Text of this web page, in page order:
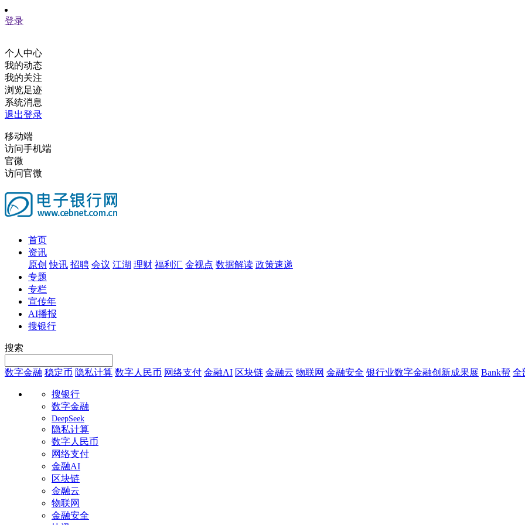
登录
个人中心
我的动态
我的关注
浏览足迹
系统消息
退出登录
移动端
访问手机端
官微
访问官微
首页
资讯
原创 快讯 招聘 会议 江湖 理财 福利汇 金视点 数据解读 政策速递
专题
专栏
宣传年
AI播报
搜银行
搜索
数字金融 稳定币 隐私计算 数字人民币 网络支付 金融AI 区块链 金融云 物联网 金融安全 银行业数字金融创新成果展 Bank帮 全
搜银行
数字金融
DeepSeek
隐私计算
数字人民币
网络支付
金融AI
区块链
金融云
物联网
金融安全